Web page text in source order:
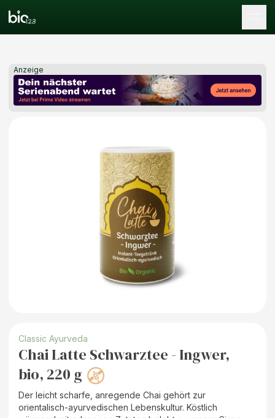
Anzeige
Classic Ayurveda
Chai Latte Schwarztee - Ingwer,
bio, 220 g
Der leicht scharfe, anregende Chai gehört zur
orientalisch-ayurvedischen Lebenskultur. Köstlich